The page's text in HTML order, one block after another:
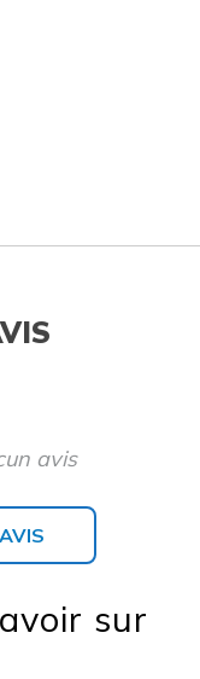
avis
sur